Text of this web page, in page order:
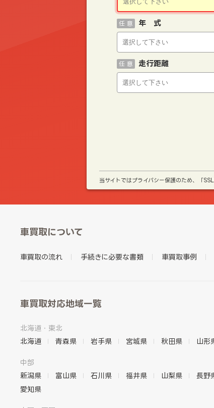
年 式
任 意
走行距離
任 意
当サイトではプライバシー保護のため、「
車買取について
車買取の流れ 手続きに必要な書類 車買取事例
車買取対応地域一覧
北海道・東北
北海道
青森県 岩手県 宮城県 秋田県 山形
中部
新潟県
富山県 石川県 福井県 山梨県 長野
愛知県